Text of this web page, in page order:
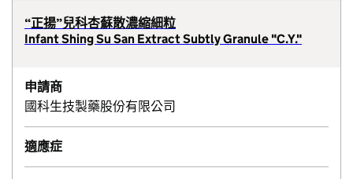
“正揚”兒科杏蘇散濃縮細粒
Infant Shing Su San Extract Subtly Granule "C.Y."
申請商
國科生技製藥股份有限公司
適應症